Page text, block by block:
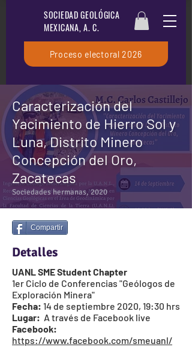
SOCIEDAD GEOLÓGICA
MEXICANA, A. C.
Proceso electoral 2026
Caracterización del
Yacimiento de Hierro Sol y
Luna, Distrito Minero
Concepción del Oro,
Zacatecas
Sociedades hermanas, 2020
Compartir
Detalles
UANL SME Student Chapter
1er Ciclo de Conferencias "Geólogos de
Exploración Minera"
Fecha: 14 de septiembre 2020, 19:30 hrs
Lugar: A través de Facebook live
Facebook:
https://www.facebook.com/smeuanl/